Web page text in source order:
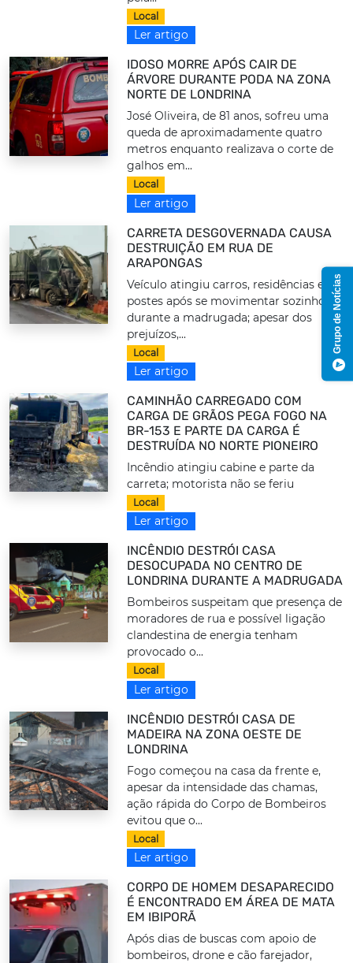
Local
Ler artigo
IDOSO MORRE APÓS CAIR DE
ÁRVORE DURANTE PODA NA ZONA
NORTE DE LONDRINA
José Oliveira, de 81 anos, sofreu uma
queda de aproximadamente quatro
metros enquanto realizava o corte de
galhos em...
Local
Ler artigo
CARRETA DESGOVERNADA CAUSA
DESTRUIÇÃO EM RUA DE
ARAPONGAS
Veículo atingiu carros, residências e
postes após se movimentar sozinho
durante a madrugada; apesar dos
prejuízos,...
Local
Ler artigo
CAMINHÃO CARREGADO COM
CARGA DE GRÃOS PEGA FOGO NA
BR-153 E PARTE DA CARGA É
DESTRUÍDA NO NORTE PIONEIRO
Incêndio atingiu cabine e parte da
carreta; motorista não se feriu
Local
Ler artigo
INCÊNDIO DESTRÓI CASA
DESOCUPADA NO CENTRO DE
LONDRINA DURANTE A MADRUGADA
Bombeiros suspeitam que presença de
moradores de rua e possível ligação
clandestina de energia tenham
provocado o...
Local
Ler artigo
INCÊNDIO DESTRÓI CASA DE
MADEIRA NA ZONA OESTE DE
LONDRINA
Fogo começou na casa da frente e,
apesar da intensidade das chamas,
ação rápida do Corpo de Bombeiros
evitou que o...
Local
Ler artigo
CORPO DE HOMEM DESAPARECIDO
É ENCONTRADO EM ÁREA DE MATA
EM IBIPORÃ
Após dias de buscas com apoio de
bombeiros, drone e cão farejador,
Grupo de Notícias